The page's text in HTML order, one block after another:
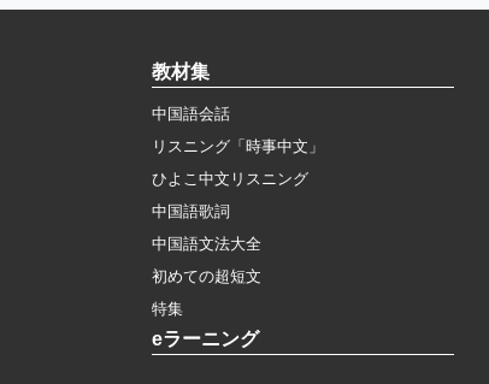
教材集
中国語会話
リスニング「時事中文」
ひよこ中文リスニング
中国語歌詞
中国語文法大全
初めての超短文
特集
eラーニング